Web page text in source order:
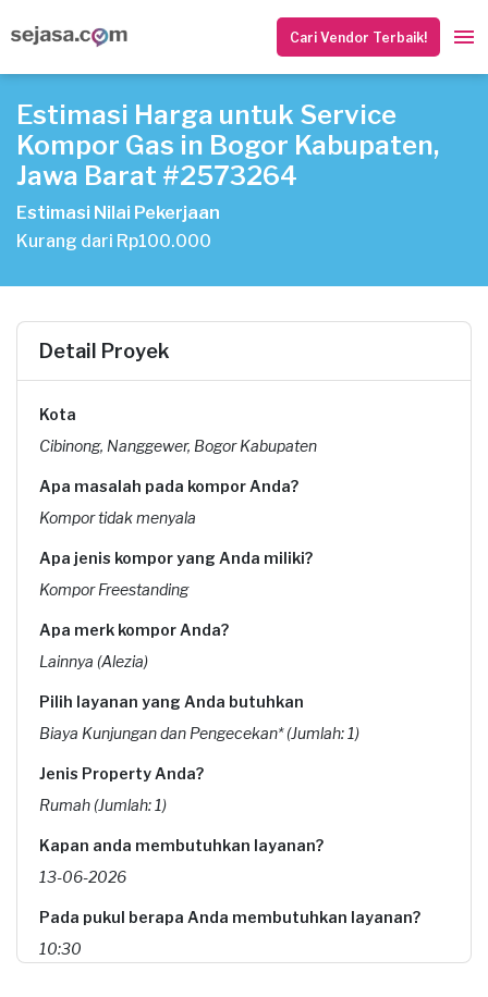
Cari Vendor Terbaik!
Estimasi Harga untuk Service
Kompor Gas in Bogor Kabupaten,
Jawa Barat #2573264
Estimasi Nilai Pekerjaan
Kurang dari Rp100.000
Detail Proyek
Kota
Cibinong, Nanggewer, Bogor Kabupaten
Apa masalah pada kompor Anda?
Kompor tidak menyala
Apa jenis kompor yang Anda miliki?
Kompor Freestanding
Apa merk kompor Anda?
Lainnya (Alezia)
Pilih layanan yang Anda butuhkan
Biaya Kunjungan dan Pengecekan* (Jumlah: 1)
Jenis Property Anda?
Rumah (Jumlah: 1)
Kapan anda membutuhkan layanan?
13-06-2026
Pada pukul berapa Anda membutuhkan layanan?
10:30